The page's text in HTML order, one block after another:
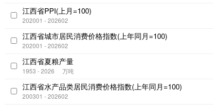
江西省PPI(上月=100)
202001 - 202602
江西省城市居民消费价格指数(上年同月=100)
202001 - 202602
江西省夏粮产量
1953 - 2026 万吨
江西省水产品类居民消费价格指数(上年同月=100)
200301 - 202602